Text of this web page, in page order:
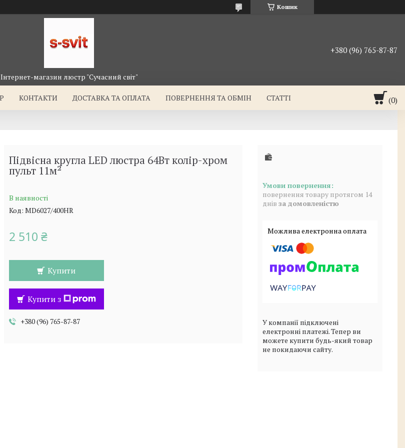
Кошик
Інтернет-магазин люстр "Сучасний світ"
+380 (96) 765-87-87
КОНТАКТИ ДОСТАВКА ТА ОПЛАТА ПОВЕРНЕННЯ ТА ОБМІН СТАТТІ
Підвісна кругла LED люстра 64Вт колір-хром
пульт 11м²
В наявності
Код: MD6027/400HR
2 510 ₴
Купити
Купити з
+380 (96) 765-87-87
повернення товару протягом 14
днів за домовленістю
У компанії підключені
електронні платежі. Тепер ви
можете купити будь-який товар
не покидаючи сайту.